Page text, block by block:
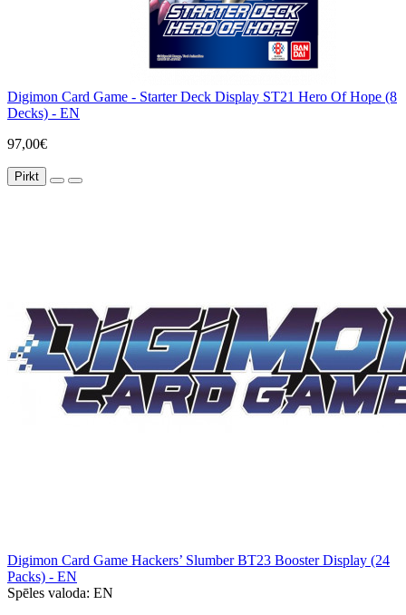
Digimon Card Game - Starter Deck Display ST21 Hero Of Hope (8
Decks) - EN
97,00€
Pirkt
Digimon Card Game Hackers’ Slumber BT23 Booster Display (24
Packs) - EN
Spēles valoda: EN